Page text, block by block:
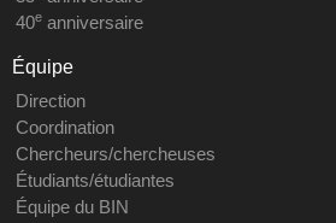
40eanniversaire
Équipe
Direction
Coordination
Chercheurs/chercheuses
Étudiants/étudiantes
Équipe du BIN